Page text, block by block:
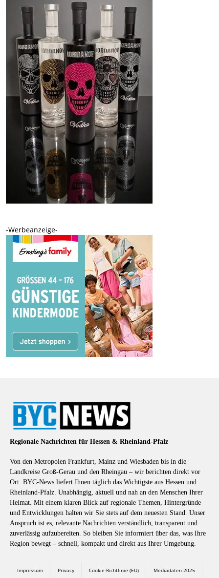
-Werbeanzeige-
Regionale Nachrichten für Hessen & Rheinland-Pfalz
Von den Metropolen Frankfurt, Mainz und Wiesbaden bis in die
Landkreise Groß-Gerau und den Rheingau – wir berichten direkt vor
Ort. BYC-News liefert Ihnen täglich das Wichtigste aus Hessen und
Rheinland-Pfalz. Unabhängig, aktuell und nah an den Menschen Ihrer
Heimat. Mit einem klaren Blick auf regionale Themen, Hintergründe
und Entwicklungen halten wir Sie stets auf dem neuesten Stand. Unser
Anspruch ist es, relevante Nachrichten verständlich, transparent und
zuverlässig aufzubereiten. So bleiben Sie informiert über das, was Ihre
Region bewegt – schnell, kompakt und direkt aus Ihrer Umgebung.
Impressum Privacy Cookie-Richtlinie (EU) Mediadaten 2025